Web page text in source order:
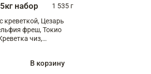
набор
1 535 г
креветкой, Цезарь
фреш, Токио
чиз,
В корзину